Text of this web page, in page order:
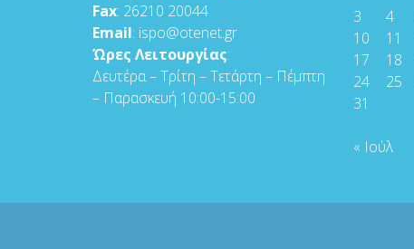
Fax: 26210 20044
Email: ispo@otenet.gr
Ώρες Λειτουργίας:
Δευτέρα – Τρίτη – Τετάρτη – Πέμπτη
– Παρασκευή 10:00-15:00
3
4
10
11
17
18
24
25
31
« Ιούλ